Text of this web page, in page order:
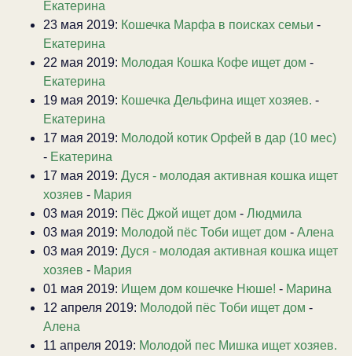
Екатерина
23 мая 2019: Кошечка Марфа в поисках семьи -
Екатерина
22 мая 2019: Молодая Кошка Кофе ищет дом -
Екатерина
19 мая 2019: Кошечка Дельфина ищет хозяев. -
Екатерина
17 мая 2019: Молодой котик Орфей в дар (10 мес)
- Екатерина
17 мая 2019: Дуся - молодая активная кошка ищет
хозяев - Мария
03 мая 2019: Пёс Джой ищет дом - Людмила
03 мая 2019: Молодой пёс Тоби ищет дом - Алена
03 мая 2019: Дуся - молодая активная кошка ищет
хозяев - Мария
01 мая 2019: Ищем дом кошечке Нюше! - Марина
12 апреля 2019: Молодой пёс Тоби ищет дом -
Алена
11 апреля 2019: Молодой пес Мишка ищет хозяев.